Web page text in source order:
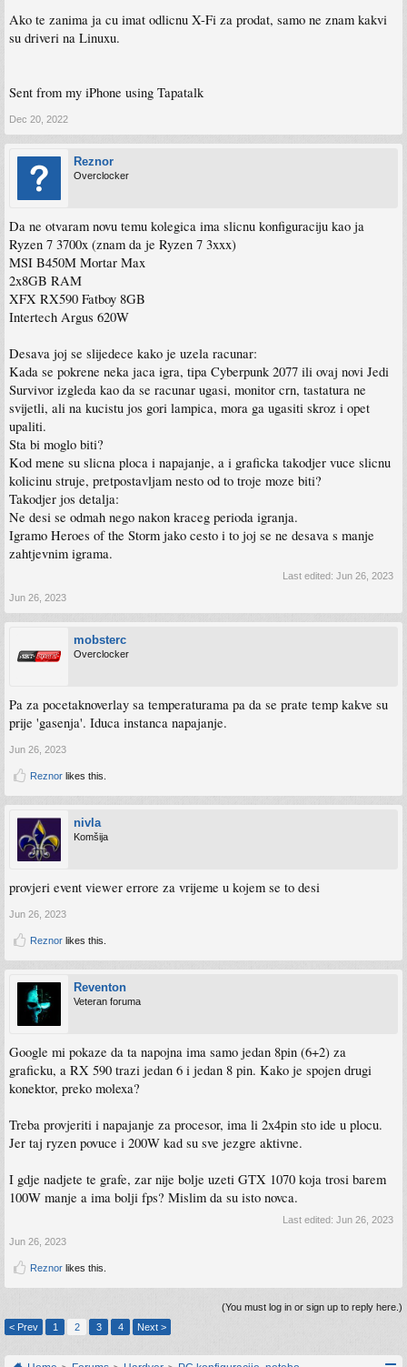
Ako te zanima ja cu imat odlicnu X-Fi za prodat, samo ne znam kakvi
su driveri na Linuxu.
Sent from my iPhone using Tapatalk
Dec 20, 2022
Reznor
Overclocker
Da ne otvaram novu temu kolegica ima slicnu konfiguraciju kao ja
Ryzen 7 3700x (znam da je Ryzen 7 3xxx)
MSI B450M Mortar Max
2x8GB RAM
XFX RX590 Fatboy 8GB
Intertech Argus 620W
Desava joj se slijedece kako je uzela racunar:
Kada se pokrene neka jaca igra, tipa Cyberpunk 2077 ili ovaj novi Jedi
Survivor izgleda kao da se racunar ugasi, monitor crn, tastatura ne
svijetli, ali na kucistu jos gori lampica, mora ga ugasiti skroz i opet
upaliti.
Sta bi moglo biti?
Kod mene su slicna ploca i napajanje, a i graficka takodjer vuce slicnu
kolicinu struje, pretpostavljam nesto od to troje moze biti?
Takodjer jos detalja:
Ne desi se odmah nego nakon kraceg perioda igranja.
Igramo Heroes of the Storm jako cesto i to joj se ne desava s manje
zahtjevnim igrama.
Last edited: Jun 26, 2023
Jun 26, 2023
mobsterc
Overclocker
Pa za pocetaknoverlay sa temperaturama pa da se prate temp kakve su
prije 'gasenja'. Iduca instanca napajanje.
Jun 26, 2023
Reznor likes this.
nivla
Komšija
provjeri event viewer errore za vrijeme u kojem se to desi
Jun 26, 2023
Reznor likes this.
Reventon
Veteran foruma
Google mi pokaze da ta napojna ima samo jedan 8pin (6+2) za
graficku, a RX 590 trazi jedan 6 i jedan 8 pin. Kako je spojen drugi
konektor, preko molexa?
Treba provjeriti i napajanje za procesor, ima li 2x4pin sto ide u plocu.
Jer taj ryzen povuce i 200W kad su sve jezgre aktivne.
I gdje nadjete te grafe, zar nije bolje uzeti GTX 1070 koja trosi barem
100W manje a ima bolji fps? Mislim da su isto novca.
Last edited: Jun 26, 2023
Jun 26, 2023
Reznor likes this.
(You must log in or sign up to reply here.)
< Prev
1 2 3 4 Next >